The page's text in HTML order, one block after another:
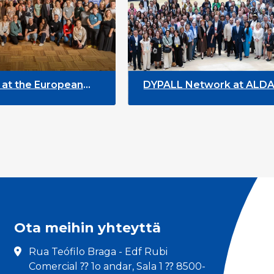
DYPALL Network at ALDA General
Ota meihin yhteyttä
Rua Teófilo Braga - Edf Rubi
Comercial ⁇ 1o andar, Sala 1 ⁇ 8500-